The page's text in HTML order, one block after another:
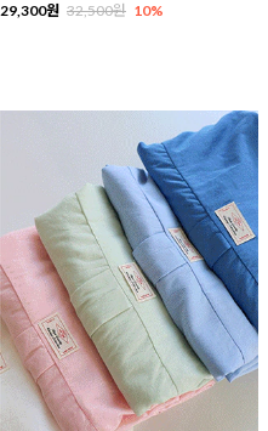
29,300원 32,500원 10%